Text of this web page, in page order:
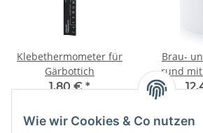
Wie wir Cookies & Co nutzen
Klebethermometer für
Gärbottich
1,80 €*
Brau-
rund mit